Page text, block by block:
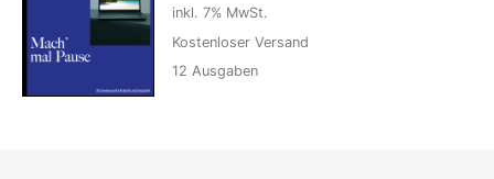
inkl. 7% MwSt.
Kostenloser Versand
12 Ausgaben